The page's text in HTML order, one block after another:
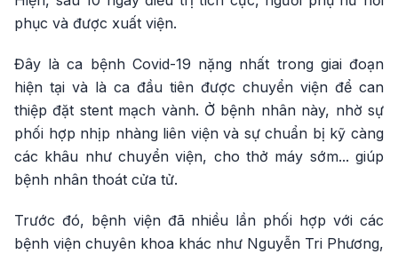
phục và được xuất viện.
Đây là ca bệnh Covid-19 nặng nhất trong giai đoạn
hiện tại và là ca đầu tiên được chuyển viện để can
thiệp đặt stent mạch vành. Ở bệnh nhân này, nhờ sự
phối hợp nhịp nhàng liên viện và sự chuẩn bị kỹ càng
các khâu như chuyển viện, cho thở máy sớm... giúp
bệnh nhân thoát cửa tử.
Trước đó, bệnh viện đã nhiều lần phối hợp với các
bệnh viện chuyên khoa khác như Nguyễn Tri Phương,